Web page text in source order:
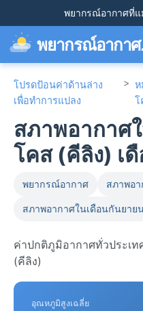
พยากรณ์อากาศที่แ
พยากรณ์อากา
โปรดป้อนค่าด้านล่าง
เพื่อทำการแปลง
> ห
โ
สภาพอากาศ
โคส (คีลิง) เ
พยากรณ์อากาศ สภาพอ
สภาพอากาศในเดือนกันยาย
ค่าปกติภูมิอากาศทั่วประเท
(คีลิง)
อุณหภูมิสูงเฉลี่ย